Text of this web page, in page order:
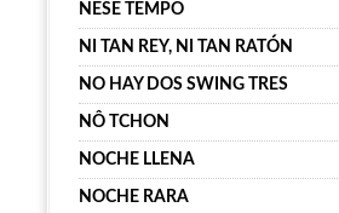
NESE TEMPO
NI TAN REY, NI TAN RATÓN
NO HAY DOS SWING TRES
NÔ TCHON
NOCHE LLENA
NOCHE RARA